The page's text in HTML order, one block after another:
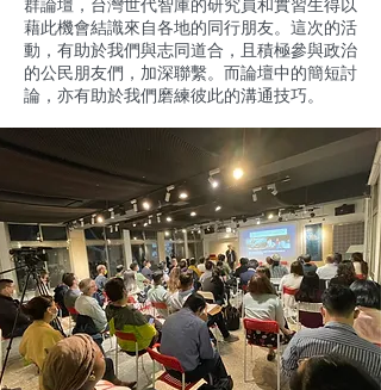
群論壇，台灣世代智庫的研究員和實習生得以
藉此機會結識來自各地的同行朋友。這次的活
動，有助於我們與志同道合，且積極參與政治
的公民朋友們，加深聯繫。而論壇中的簡短討
論，亦有助於我們磨練彼此的溝通技巧。